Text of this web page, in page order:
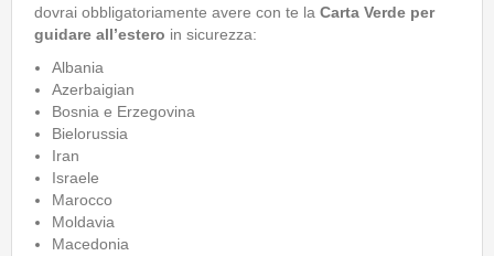
dovrai obbligatoriamente avere con te la Carta Verde per
guidare all’estero in sicurezza:
Albania
Azerbaigian
Bosnia e Erzegovina
Bielorussia
Iran
Israele
Marocco
Moldavia
Macedonia